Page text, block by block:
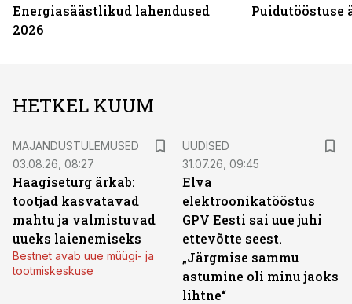
Energiasäästlikud lahendused
2026
Puidutööstuse
HETKEL KUUM
MAJANDUSTULEMUSED
03.08.26, 08:27
Haagiseturg ärkab:
tootjad kasvatavad
mahtu ja valmistuvad
uueks laienemiseks
Bestnet avab uue müügi- ja
tootmiskeskuse
UUDISED
31.07.26, 09:45
Elva
elektroonikatööstus
GPV Eesti sai uue juhi
ettevõtte seest.
„Järgmise sammu
astumine oli minu jaoks
lihtne“